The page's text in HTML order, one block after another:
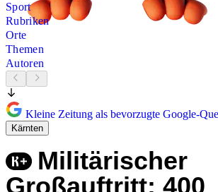
Sport
Rubriken
Orte
Themen
Autoren
Kleine Zeitung als bevorzugte Google-
Kärnten
Militärischer